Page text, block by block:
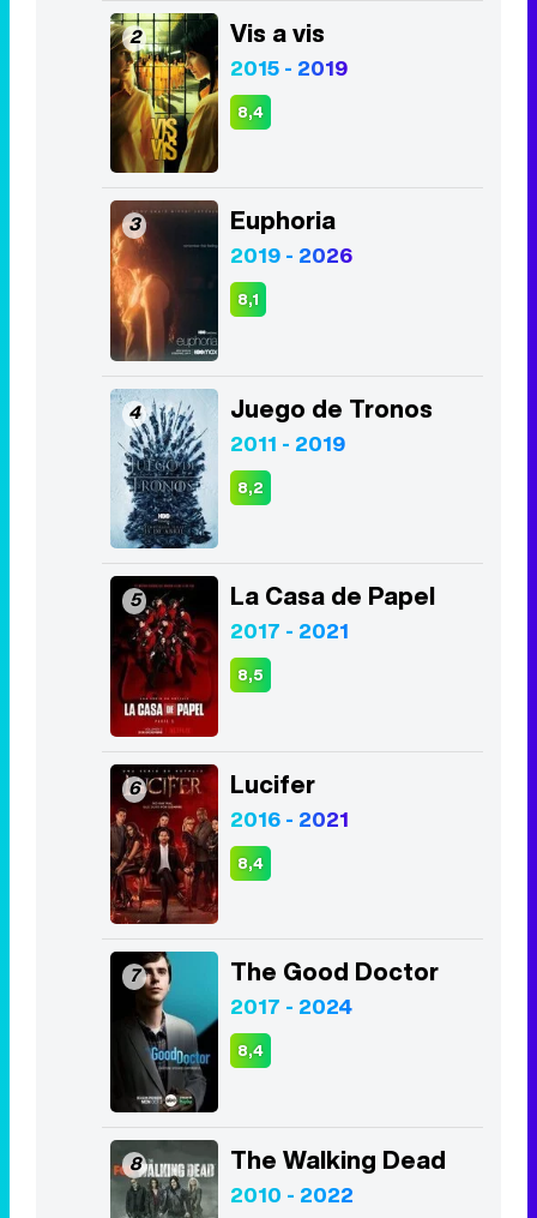
2 Vis a vis
2015 - 2019
8,4
3 Euphoria
2019 - 2026
8,1
4 Juego de Tronos
2011 - 2019
8,2
5 La Casa de Papel
2017 - 2021
8,5
6 Lucifer
2016 - 2021
8,4
7 The Good Doctor
2017 - 2024
8,4
8 The Walking Dead
2010 - 2022